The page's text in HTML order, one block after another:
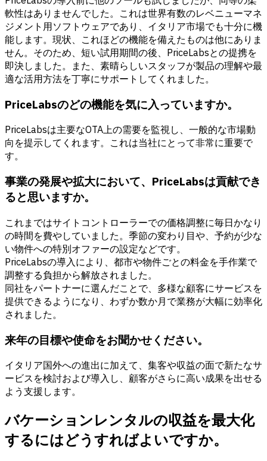
軟性はありませんでした。これは世界有数のレベニューマネ
ジメント用ソフトウェアであり、イタリア市場でも十分に機
能します。現状、これほどの機能を備えたものは他にありま
せん。そのため、短い試用期間の後、PriceLabsとの提携を
即決しました。また、素晴らしいスタッフが製品の理解や最
適な活用方法を丁寧にサポートしてくれました。
PriceLabsのどの機能を気に入っていますか。
PriceLabsは主要なOTA上の需要を監視し、一般的な市場動
向を提示してくれます。これは当社にとって非常に重要で
す。
事業の発展や拡大において、PriceLabsは貢献でき
ると思いますか。
これまではサイトコントローラーでの価格調整に毎日かなり
の時間を費やしていました。季節の変わり目や、予約が少な
い物件への特別オファーの設定などです。
PriceLabsの導入により、都市や物件ごとの料金を手作業で
調整する負担から解放されました。
同社をパートナーに選んだことで、多様な顧客にサービスを
提供できるようになり、わずか数か月で業務が大幅に効率化
されました。
来年の目標や使命をお聞かせください。
イタリア国外への進出に加えて、集客や収益の面で新たなサ
ービスを検討および導入し、顧客がさらに高い成果を出せる
よう支援します。
バケーションレンタルの収益を最大化
するにはどうすればよいですか。